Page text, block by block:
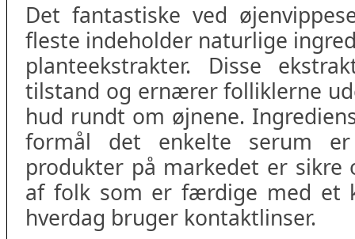
Det fantastiske ved
fleste indeholder naturlige
planteekstrakter. Disse
tilstand og ernærer folliklerne
hud rundt om øjnene.
formål det enkelte serum
produkter på markedet er sikre
af folk som er færdige med et
hverdag bruger kontaktlinser.